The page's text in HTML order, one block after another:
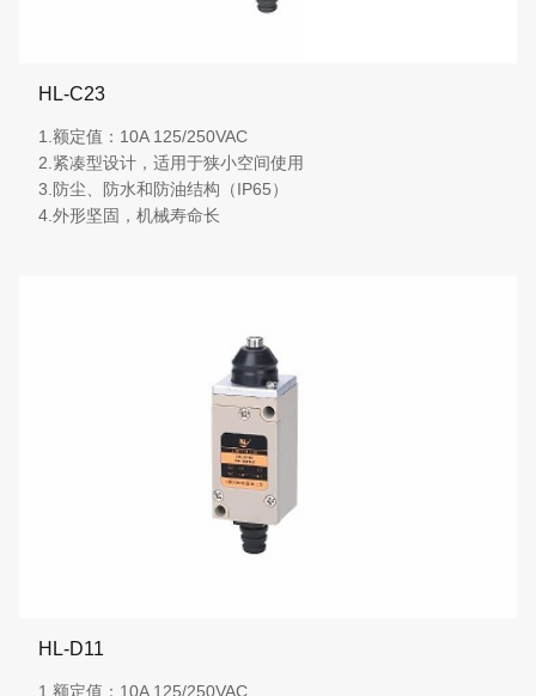
HL-C23
1.额定值：10A 125/250VAC
2.紧凑型设计，适用于狭小空间使用
3.防尘、防水和防油结构（IP65）
4.外形坚固，机械寿命长
More details
HL-D11
1.额定值：10A 125/250VAC